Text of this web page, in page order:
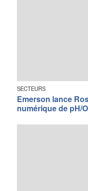
SECTEURS
Emerson lance
numérique de pH/